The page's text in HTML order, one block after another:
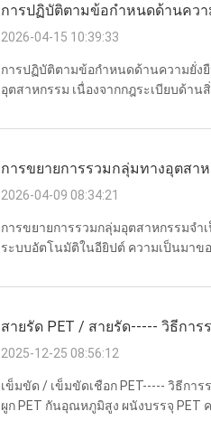
การปฏิบัติตามข้อกำหนดด้านควา
อุตสาหกรรม
2026-04-15 10:39:33
การปฏิบัติตามข้อกำหนดด้านความยั่ง
อุตสาหกรรม เนื่องจากกฎระเบียบด้า
เป็นอันดับแรก" ไปสู่ความ...
การขยายการรวมกลุ่มทางอุตสา
PET ที่เข้ากันได้กับระบบอัตโนมัติ
2026-04-09 08:34:21
การขยายการรวมกลุ่มอุตสาหกรรมจำ
ระบบอัตโนมัติในอียิปต์ ความเป็นมาข
ออกในอียิปต์ การขนส่ง...
สายรัด PET / สายรัด----- วิธีกา
2025-12-25 08:56:12
เข็มขัด / เข็มขัดเชือก PET----- วิธีกา
ผูก PET กันอุณหภูมิสูง ผนังบรรจุ PET